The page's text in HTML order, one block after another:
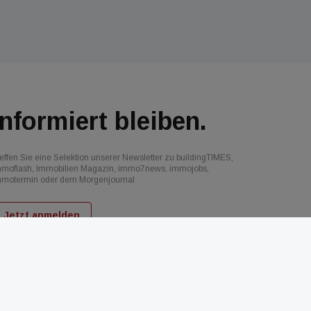
bleiben.
Sie eine Selektion unserer Newsletter zu buildingTIMES,
Immobilien Magazin, immo7news, immojobs,
oder dem Morgenjournal
Jetzt anmelden